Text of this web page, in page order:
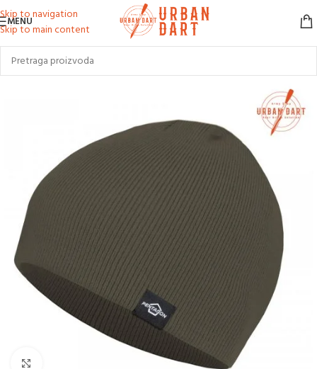
Skip to navigation
Skip to main content
MENU